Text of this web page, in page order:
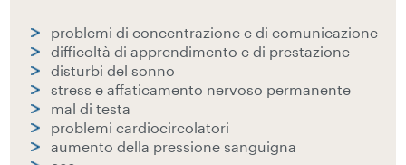
problemi di concentrazione e di comunicazione
difficoltà di apprendimento e di prestazione
disturbi del sonno
stress e affaticamento nervoso permanente
mal di testa
problemi cardiocircolatori
aumento della pressione sanguigna